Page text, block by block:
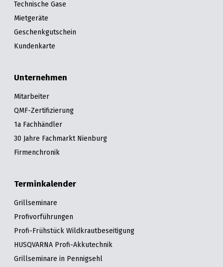
Technische Gase
Mietgeräte
Geschenkgutschein
Kundenkarte
Unternehmen
Mitarbeiter
QMF-Zertifizierung
1a Fachhändler
30 Jahre Fachmarkt Nienburg
Firmenchronik
Terminkalender
Grillseminare
Profivorführungen
Profi-Frühstück Wildkrautbeseitigung
HUSQVARNA Profi-Akkutechnik
Grillseminare in Pennigsehl